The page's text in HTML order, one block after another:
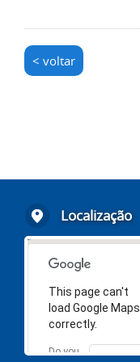
< voltar
Localização
This page can't
load Google Maps
correctly.
Do you
OK